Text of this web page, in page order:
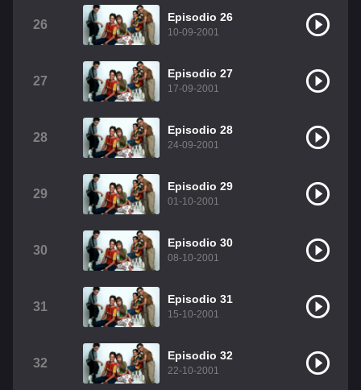
26
Episodio 26
10-09-2001
27
Episodio 27
17-09-2001
28
Episodio 28
24-09-2001
29
Episodio 29
01-10-2001
30
Episodio 30
08-10-2001
31
Episodio 31
15-10-2001
32
Episodio 32
22-10-2001